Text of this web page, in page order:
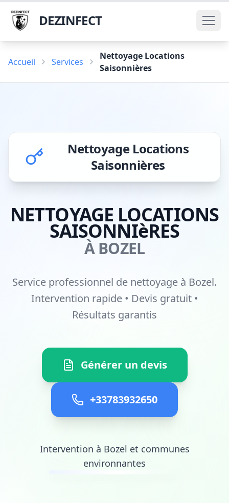
DEZINFECT
Accueil Services
Nettoyage Locations
Saisonnières
Nettoyage Locations
Saisonnières
NETTOYAGE LOCATIONS
SAISONNIèRES
À BOZEL
Service professionnel de nettoyage à Bozel.
Intervention rapide • Devis gratuit •
Résultats garantis
Générer un devis
+33783932650
Intervention à Bozel et communes
environnantes